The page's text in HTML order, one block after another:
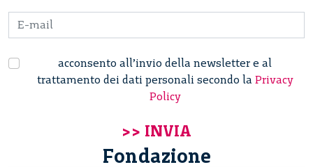
acconsento all’invio della newsletter e al
trattamento dei dati personali secondo la Privacy
Policy
Fondazione